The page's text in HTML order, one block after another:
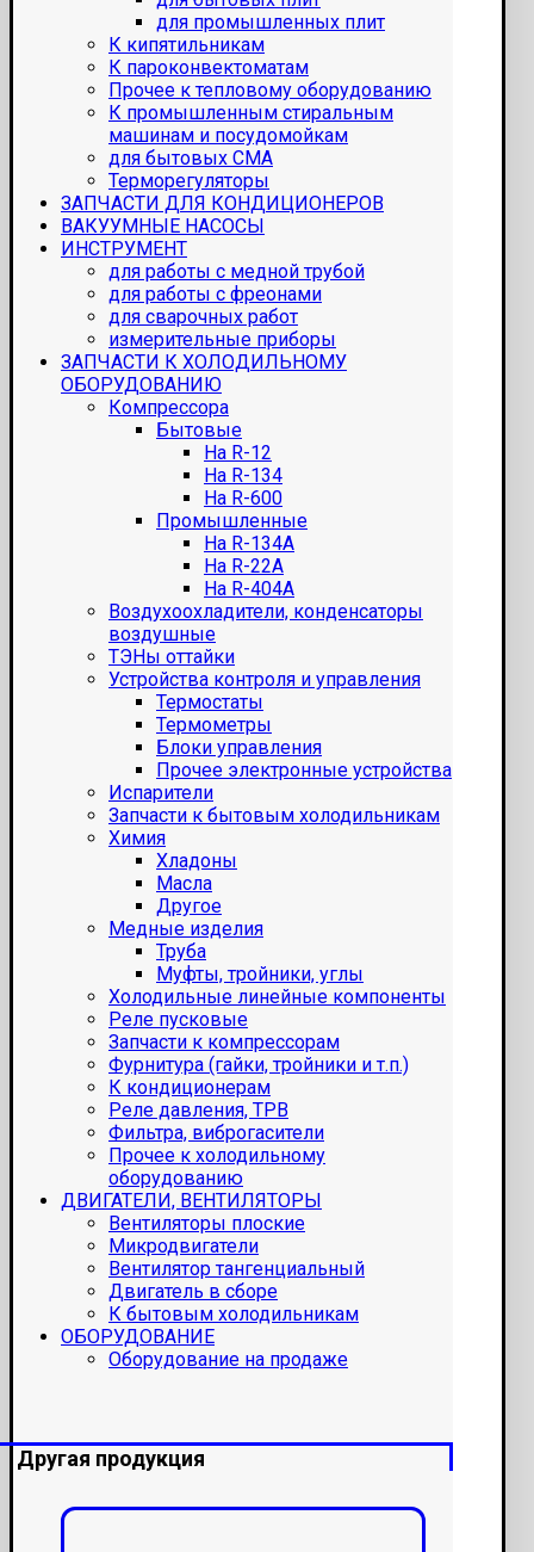
для промышленных плит
К кипятильникам
К пароконвектоматам
Прочее к тепловому оборудованию
К промышленным стиральным
машинам и посудомойкам
для бытовых СМА
Терморегуляторы
ЗАПЧАСТИ ДЛЯ КОНДИЦИОНЕРОВ
ВАКУУМНЫЕ НАСОСЫ
ИНСТРУМЕНТ
для работы с медной трубой
для работы с фреонами
для сварочных работ
измерительные приборы
ЗАПЧАСТИ К ХОЛОДИЛЬНОМУ
ОБОРУДОВАНИЮ
Компрессора
Бытовые
На R-12
На R-134
На R-600
Промышленные
На R-134A
На R-22A
На R-404A
Воздухоохладители, конденсаторы
воздушные
ТЭНы оттайки
Устройства контроля и управления
Термостаты
Термометры
Блоки управления
Прочее электронные устройства
Испарители
Запчасти к бытовым холодильникам
Химия
Хладоны
Масла
Другое
Медные изделия
Труба
Муфты, тройники, углы
Холодильные линейные компоненты
Реле пусковые
Запчасти к компрессорам
Фурнитура (гайки, тройники и т.п.)
К кондиционерам
Реле давления, ТРВ
Фильтра, виброгасители
Прочее к холодильному
оборудованию
ДВИГАТЕЛИ, ВЕНТИЛЯТОРЫ
Вентиляторы плоские
Микродвигатели
Вентилятор тангенциальный
Двигатель в сборе
К бытовым холодильникам
ОБОРУДОВАНИЕ
Оборудование на продаже
Другая продукция